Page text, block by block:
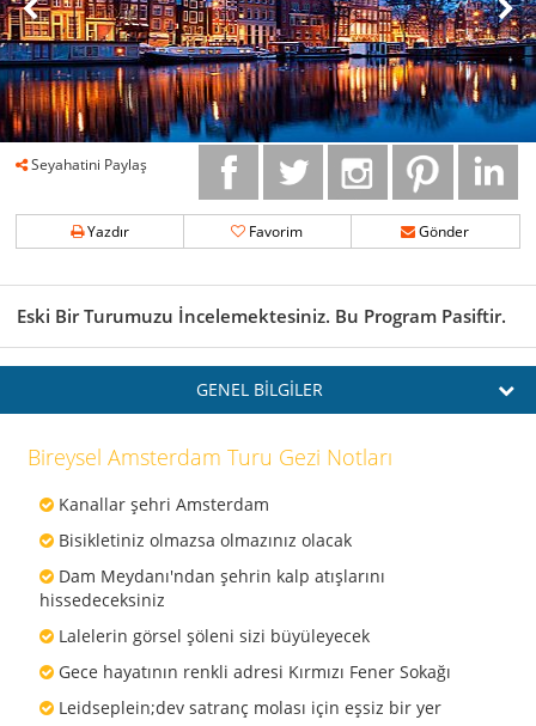
Seyahatini Paylaş
Yazdır Favorim Gönder
Eski Bir Turumuzu İncelemektesiniz. Bu Program Pasiftir.
GENEL BİLGİLER
Bireysel Amsterdam Turu Gezi Notları
Kanallar şehri Amsterdam
Bisikletiniz olmazsa olmazınız olacak
Dam Meydanı'ndan şehrin kalp atışlarını
hissedeceksiniz
Lalelerin görsel şöleni sizi büyüleyecek
Gece hayatının renkli adresi Kırmızı Fener Sokağı
Leidseplein;dev satranç molası için eşsiz bir yer